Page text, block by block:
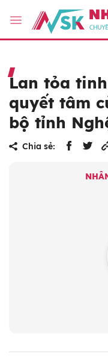
Lan tỏa
quyết tâm
bộ tỉnh
Chia sẻ: